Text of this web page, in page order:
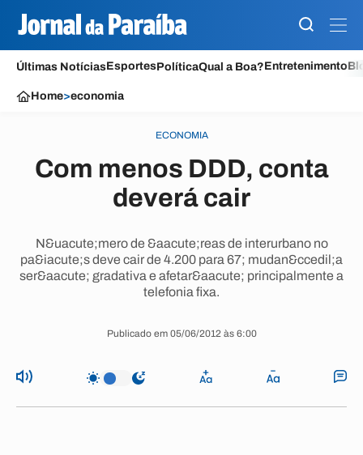
Últimas NotíciasEsportesPolíticaQual a Boa?Entretenimento
Home>economia
ECONOMIA
Com menos DDD, conta
deverá cair
N&uacute;mero de &aacute;reas de interurbano no
pa&iacute;s deve cair de 4.200 para 67; mudan&ccedil;a
ser&aacute; gradativa e afetar&aacute; principalmente a
telefonia fixa.
Publicado em 05/06/2012 às 6:00